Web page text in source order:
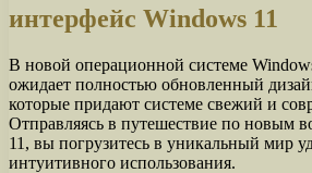
интерфейс Windows 11
В новой операционной системе
ожидает полностью обновленный
которые придают системе свежий и
Отправляясь в путешествие по новым
11, вы погрузитесь в уникальный мир
интуитивного использования.